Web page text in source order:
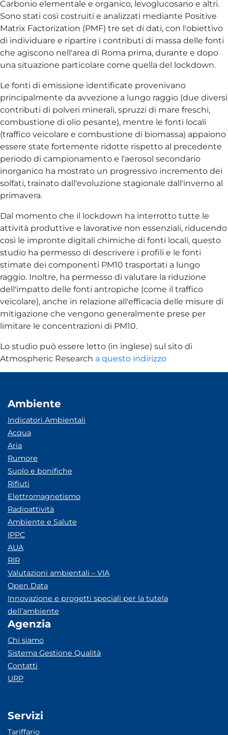
Carbonio elementale e organico, levoglucosano e altri.
Sono stati così costruiti e analizzati mediante Positive
Matrix Factorization (PMF) tre set di dati, con l'obiettivo
di individuare e ripartire i contributi di massa delle fonti
che agiscono nell'area di Roma prima, durante e dopo
una situazione particolare come quella del lockdown.
Le fonti di emissione identificate provenivano
principalmente da avvezione a lungo raggio (due diversi
contributi di polveri minerali, spruzzi di mare freschi,
combustione di olio pesante), mentre le fonti locali
(traffico veicolare e combustione di biomassa) appaiono
essere state fortemente ridotte rispetto al precedente
periodo di campionamento e l'aerosol secondario
inorganico ha mostrato un progressivo incremento dei
solfati, trainato dall'evoluzione stagionale dall'inverno al
primavera.
Dal momento che il lockdown ha interrotto tutte le
attività produttive e lavorative non essenziali, riducendo
così le impronte digitali chimiche di fonti locali, questo
studio ha permesso di descrivere i profili e le fonti
stimate dei componenti PM10 trasportati a lungo
raggio. Inoltre, ha permesso di valutare la riduzione
dell'impatto delle fonti antropiche (come il traffico
veicolare), anche in relazione all'efficacia delle misure di
mitigazione che vengono generalmente prese per
limitare le concentrazioni di PM10.
Lo studio può essere letto (in inglese) sul sito di
Atmospheric Research a questo indirizzo
Ambiente
Indicatori Ambientali
Acqua
Aria
Rumore
Suolo e bonifiche
Rifiuti
Elettromagnetismo
Radioattività
Ambiente e Salute
IPPC
AUA
RIR
Valutazioni ambientali – VIA
Open Data
Innovazione e progetti speciali per la tutela
dell’ambiente
Agenzia
Chi siamo
Sistema Gestione Qualità
Contatti
URP
Servizi
Tariffario